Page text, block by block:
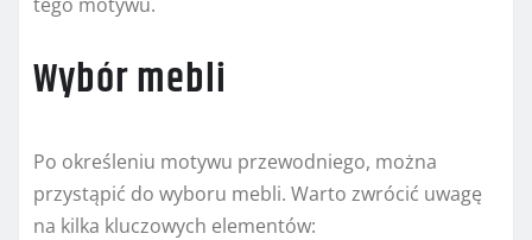
Wybór mebli
Po określeniu motywu przewodniego, można
przystąpić do wyboru mebli. Warto zwrócić uwagę
na kilka kluczowych elementów: